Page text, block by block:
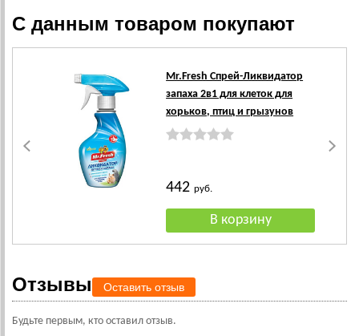
С данным товаром покупают
Mr.Fresh Спрей-Ликвидатор
запаха 2в1 для клеток для
хорьков, птиц и грызунов
442руб.
Отзывы Оставить отзыв
Будьте первым, кто оставил отзыв.